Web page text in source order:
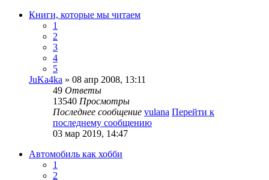
Книги, которые мы читаем
1
2
3
4
5
JuKa4ka » 08 апр 2008, 13:11
49 Ответы
13540 Просмотры
Последнее сообщение vulana Перейти к
последнему сообщению
03 мар 2019, 14:47
Автомобиль как хобби
1
2